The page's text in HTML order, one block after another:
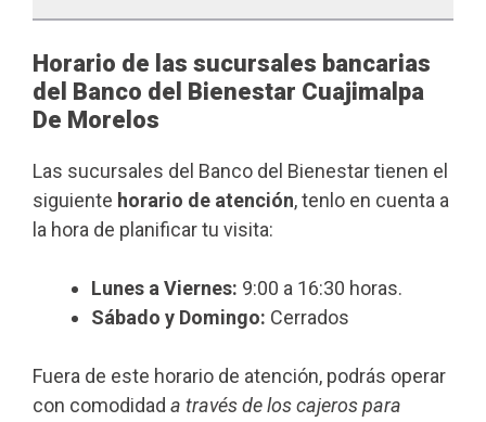
Horario de las sucursales bancarias
del Banco del Bienestar Cuajimalpa
De Morelos
Las sucursales del Banco del Bienestar tienen el
siguiente horario de atención, tenlo en cuenta a
la hora de planificar tu visita:
Lunes a Viernes: 9:00 a 16:30 horas.
Sábado y Domingo: Cerrados
Fuera de este horario de atención, podrás operar
con comodidad a través de los cajeros para